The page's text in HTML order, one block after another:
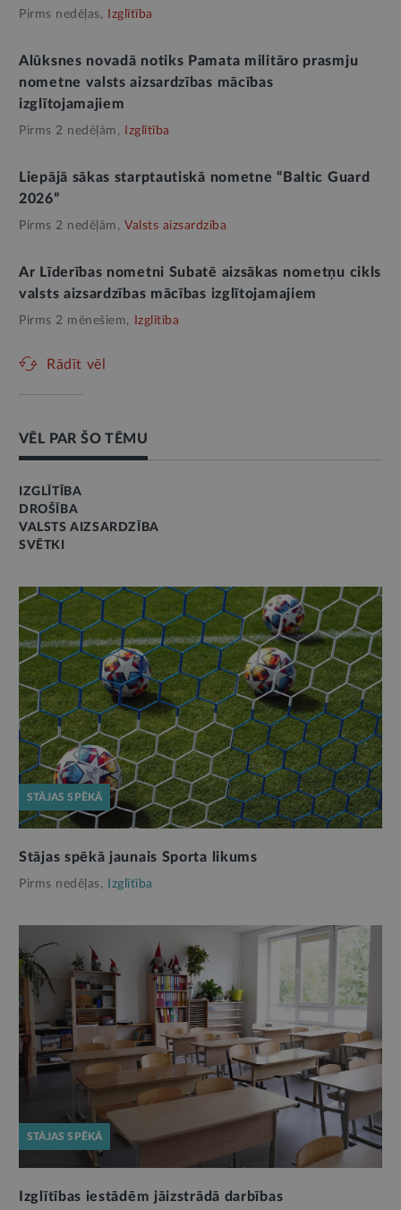
Pirms nedēļas, Izglītība
Alūksnes novadā notiks Pamata militāro prasmju
nometne valsts aizsardzības mācības
izglītojamajiem
Pirms 2 nedēļām, Izglītība
Liepājā sākas starptautiskā nometne “Baltic Guard
2026”
Pirms 2 nedēļām, Valsts aizsardzība
Ar Līderības nometni Subatē aizsākas nometņu cikls
valsts aizsardzības mācības izglītojamajiem
Pirms 2 mēnešiem, Izglītība
Rādīt vēl
VĒL PAR ŠO TĒMU
IZGLĪTĪBA
DROŠĪBA
VALSTS AIZSARDZĪBA
SVĒTKI
STĀJAS SPĒKĀ
Stājas spēkā jaunais Sporta likums
Pirms nedēļas, Izglītība
STĀJAS SPĒKĀ
Izglītības iestādēm jāizstrādā darbības